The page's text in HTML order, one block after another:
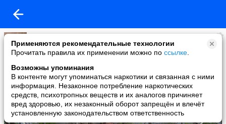
Применяются рекомендательные технологии
Прочитать правила их применении можно по ссылке
Возможны упоминания
В контенте могут упоминаться наркотики и связанная с ними
информация. Незаконное потребление наркотических
средств, психотропных веществ и их аналогов причиняет
вред здоровью, их незаконный оборот запрещён и влечёт
установленную законодательством ответственность
Александр
added a photo
30 May в 10:45